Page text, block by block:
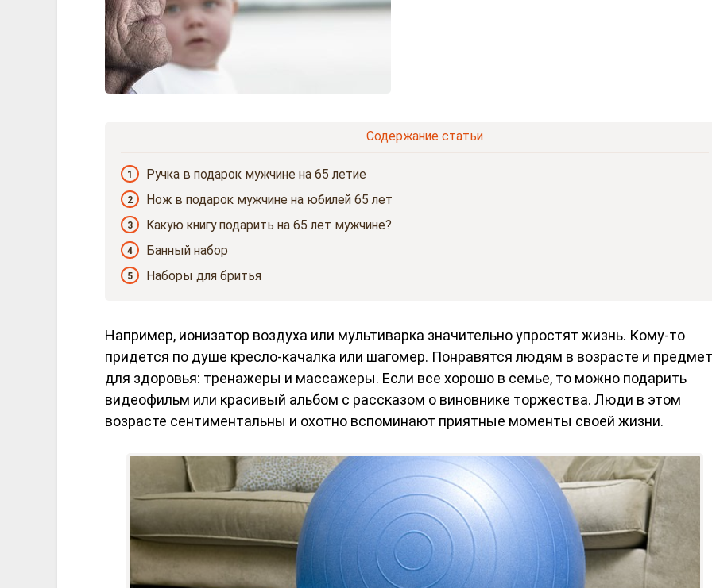
Содержание статьи
1 Ручка в подарок мужчине на 65 летие
2 Нож в подарок мужчине на юбилей 65 лет
3 Какую книгу подарить на 65 лет мужчине?
4 Банный набор
5 Наборы для бритья
Например, ионизатор воздуха или мультиварка значительно упростят жизнь. Кому-то
придется по душе кресло-качалка или шагомер. Понравятся людям в возрасте и
для здоровья: тренажеры и массажеры. Если все хорошо в семье, то можно подарить
видеофильм или красивый альбом с рассказом о виновнике торжества. Люди в этом
возрасте сентиментальны и охотно вспоминают приятные моменты своей жизни.